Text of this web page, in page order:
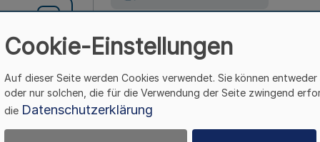
Gesetz zur Vermeidung von
Ausfertigungsdatum
Cookie-Einstellungen
Auf dieser Seite werden Cookies verwendet. Sie können entweder
oder nur solchen, die für die Verwendung der Seite zwingend
die Datenschutzerklärung